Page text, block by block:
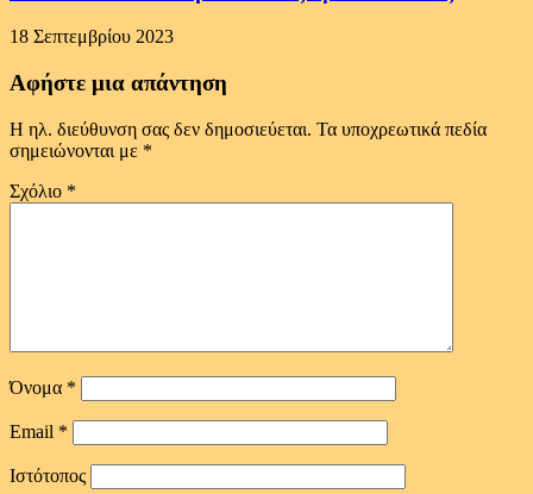
18 Σεπτεμβρίου 2023
Αφήστε μια απάντηση
Η ηλ. διεύθυνση σας δεν δημοσιεύεται. Τα υποχρεωτικά πεδία
σημειώνονται με *
Σχόλιο *
Όνομα *
Email *
Ιστότοπος